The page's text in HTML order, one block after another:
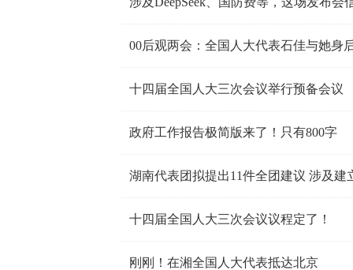
00后观两会：全国人大代表石佳与她身
十四届全国人大三次会议举行预备会议
政府工作报告极简版来了！只有800字
湖南代表团拟提出11件全团建议 涉及建
十四届全国人大三次会议议程定了！
刚刚！在湘全国人大代表抵达北京